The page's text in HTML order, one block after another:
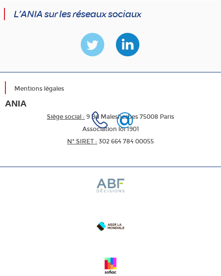
L’ANIA sur les réseaux sociaux
Mentions légales
ANIA
Siège social : 9 Bd Malesherbes 75008 Paris
Association loi 1901
N* SIRET : 302 664 784 00055